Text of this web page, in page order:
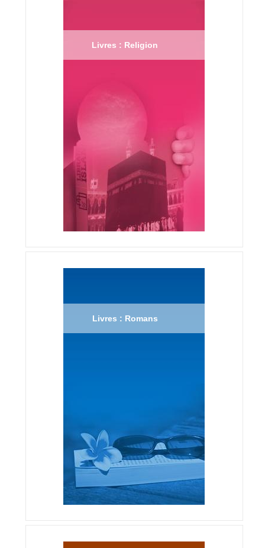
Livres : Religion
Livres : Romans